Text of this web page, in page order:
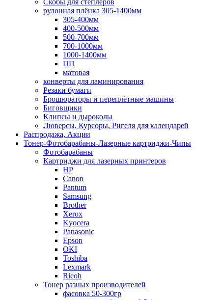
Скобы для степлеров
рулонная плёнка 305-1400мм
305-400мм
400-500мм
500-700мм
700-1000мм
1000-1400мм
ПП
матовая
конверты для ламинирования
Резаки бумаги
Брошюраторы и переплётные машины
Биговщики
Клипсы и дыроколы
Люверсы, Курсоры, Ригеля для календарей
Распродажа, Акции
Тонер-Фотобарабаны-Лазерные картриджи-Чипы
Фотобарабаны
Картриджи для лазерных принтеров
HP
Canon
Pantum
Samsung
Brother
Xerox
Kyocera
Panasonic
Epson
OKI
Toshiba
Lexmark
Ricoh
Тонер разных производителей
фасовка 50-300гр